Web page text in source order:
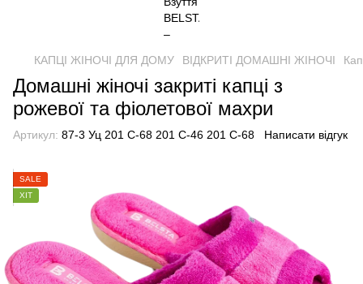
КАПЦІ ЖІНОЧІ ДЛЯ ДОМУ ВІДКРИТІ ДОМАШНІ ЖІНОЧІ
Домашні жіночі закриті капці з
рожевої та фіолетової махри
Артикул: 87-3 Уц 201 С-68 201 С-46 201 С-68 Написати відгук
SALE
ХІТ